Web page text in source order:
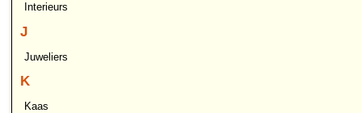
Interieurs
J
Juweliers
K
Kaas